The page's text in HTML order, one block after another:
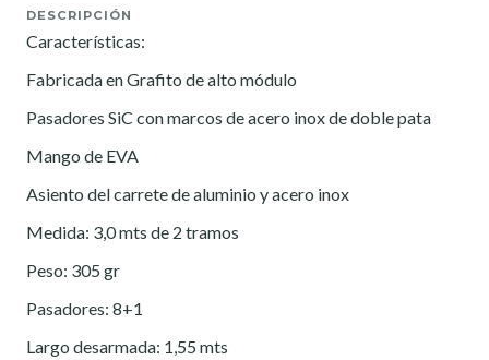
DESCRIPCIÓN
Características:
Fabricada en Grafito de alto módulo
Pasadores SiC con marcos de acero inox de doble pata
Mango de EVA
Asiento del carrete de aluminio y acero inox
Medida: 3,0 mts de 2 tramos
Peso: 305 gr
Pasadores: 8+1
Largo desarmada: 1,55 mts